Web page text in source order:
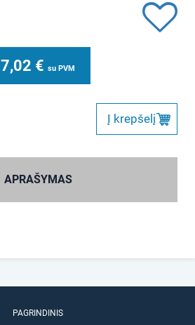
7,02 € su PVM
Į krepšelį
APRAŠYMAS
PAGRINDINIS